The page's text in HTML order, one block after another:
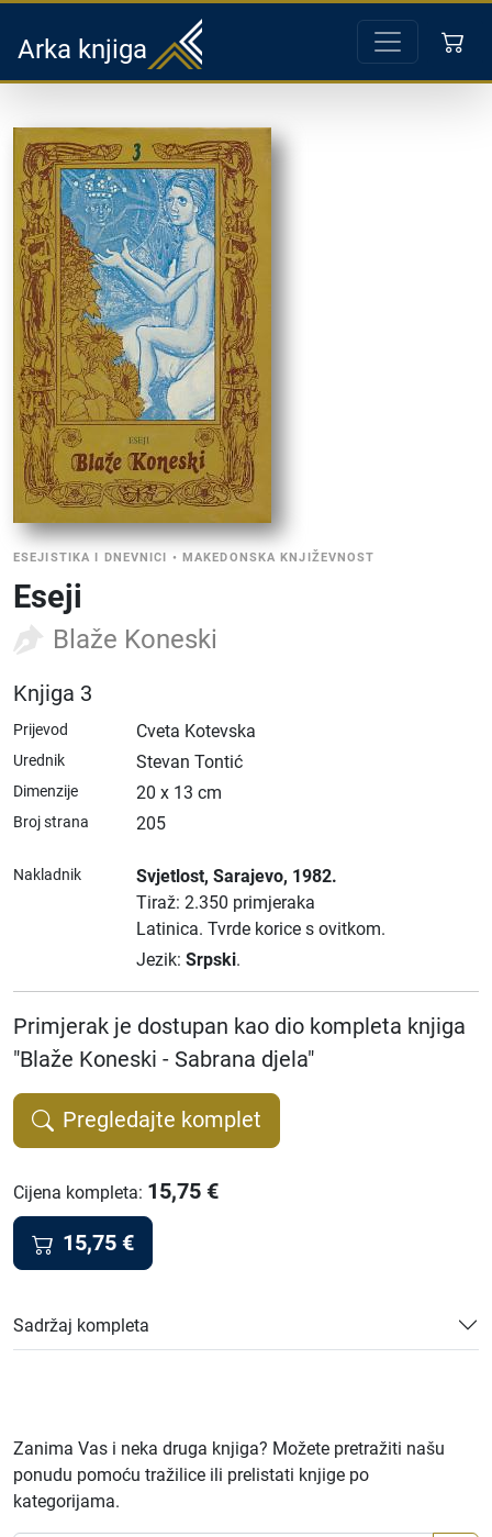
Arka knjiga
ESEJISTIKA I DNEVNICI • MAKEDONSKA KNJIŽEVNOST
Eseji
Blaže Koneski
Knjiga 3
Prijevod Cveta Kotevska
Urednik Stevan Tontić
Dimenzije 20 x 13 cm
Broj strana 205
Nakladnik Svjetlost, Sarajevo, 1982.
Tiraž: 2.350 primjeraka
Latinica. Tvrde korice s ovitkom.
Jezik: Srpski.
Primjerak je dostupan kao dio kompleta knjiga
"Blaže Koneski - Sabrana djela"
Pregledajte komplet
Cijena kompleta: 15,75 €
15,75 €
Sadržaj kompleta
Zanima Vas i neka druga knjiga? Možete pretražiti našu
ponudu pomoću tražilice ili prelistati knjige po
kategorijama.